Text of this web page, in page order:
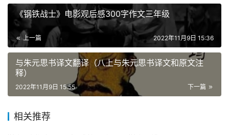
《钢铁战士》电影观后感300字作文三年级
上一篇 2022年11月9日 15:36
与朱元思书译文翻译（八上与朱元思书译文和原文注
释）
下一篇
2022年11月9日 15:55
相关推荐